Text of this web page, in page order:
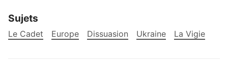
Sujets
Le Cadet Europe Dissuasion Ukraine La Vigie